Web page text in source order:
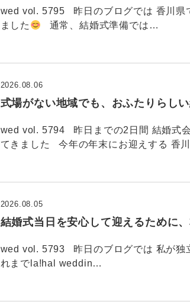
wed vol. 5795 昨日のブログでは 香川県
ました
通常、結婚式準備では…
式場がない地域でも、おふたりらし
2026.08.06
wed vol. 5794 昨日までの2日間 結婚式
てきました 今年の年末にお迎えする 香
結婚式当日を安心して迎えるために
2026.08.05
wed vol. 5793 昨日のブログでは 私が独
れまでla!hal weddin…